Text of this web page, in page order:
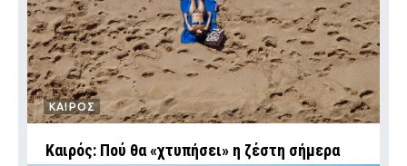
ΚΑΙΡΟΣ
Καιρός: Πού θα «χτυπήσει» η ζέστη σήμερα